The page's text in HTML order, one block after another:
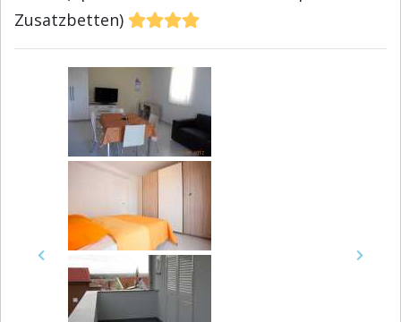
Zusatzbetten)
Previous Next